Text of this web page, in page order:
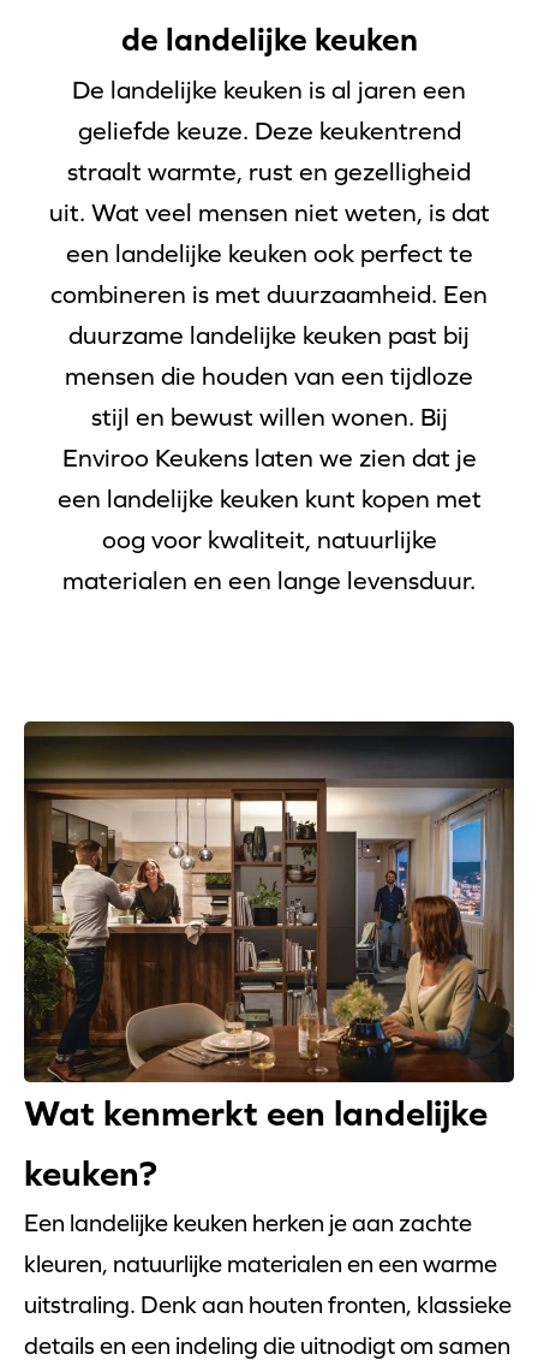
de landelijke keuken
De landelijke keuken is al jaren een
geliefde keuze. Deze keukentrend
straalt warmte, rust en gezelligheid
uit. Wat veel mensen niet weten, is dat
een landelijke keuken ook perfect te
combineren is met duurzaamheid. Een
duurzame landelijke keuken past bij
mensen die houden van een tijdloze
stijl en bewust willen wonen. Bij
Enviroo Keukens laten we zien dat je
een landelijke keuken kunt kopen met
oog voor kwaliteit, natuurlijke
materialen en een lange levensduur.
Wat kenmerkt een landelijke
keuken?
Een landelijke keuken herken je aan zachte
kleuren, natuurlijke materialen en een warme
uitstraling. Denk aan houten fronten, klassieke
details en een indeling die uitnodigt om samen